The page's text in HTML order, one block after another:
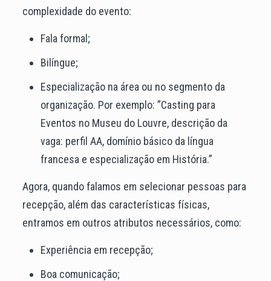
complexidade do evento:
Fala formal;
Bilíngue;
Especialização na área ou no segmento da
organização. Por exemplo: ”Casting para
Eventos no Museu do Louvre, descrição da
vaga: perfil AA, domínio básico da língua
francesa e especialização em História.”
Agora, quando falamos em selecionar pessoas para
recepção, além das características físicas,
entramos em outros atributos necessários, como:
Experiência em recepção;
Boa comunicação;